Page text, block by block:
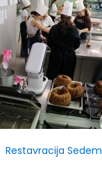
Restavracija Sedem